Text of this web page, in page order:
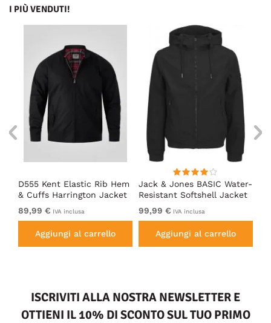
I PIÙ VENDUTI!
D555 Kent Elastic Rib Hem
& Cuffs Harrington Jacket
Black
89,99 € IVA inclusa
Aggiungi al carrello
Jack & Jones BASIC Water-
Resistant Softshell Jacket
Black
99,99 € IVA inclusa
Aggiungi al carrello
ISCRIVITI ALLA NOSTRA NEWSLETTER E
OTTIENI IL 10% DI SCONTO SUL TUO PRIMO